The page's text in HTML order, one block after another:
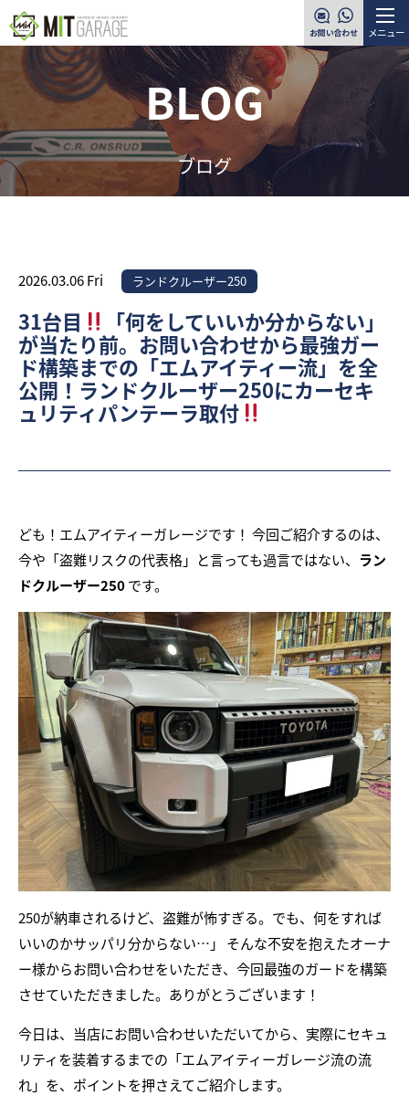
メニュー
BLOG
ブログ
2026.03.06 Fri ランドクルーザー250
31台目 「何をしていいか分からない」
が当たり前。お問い合わせから最強ガー
ド構築までの「エムアイティー流」を全
公開！ランドクルーザー250にカーセキ
ュリティパンテーラ取付
ども！エムアイティーガレージです！ 今回ご紹介するのは、
今や「盗難リスクの代表格」と言っても過言ではない、 ラン
ドクルーザー250です。
250が納車されるけど、盗難が怖すぎる。でも、何をすれば
いいのかサッパリ分からない…」 そんな不安を抱えたオーナ
ー様からお問い合わせをいただき、今回最強のガードを構築
させていただきました。ありがとうございます！
今日は、当店にお問い合わせいただいてから、実際にセキュ
リティを装着するまでの「エムアイティーガレージ流の流
れ」を、ポイントを押さえてご紹介します。